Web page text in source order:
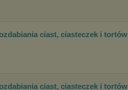
ciast, ciasteczek i tortów
ciast, ciasteczek i tortów